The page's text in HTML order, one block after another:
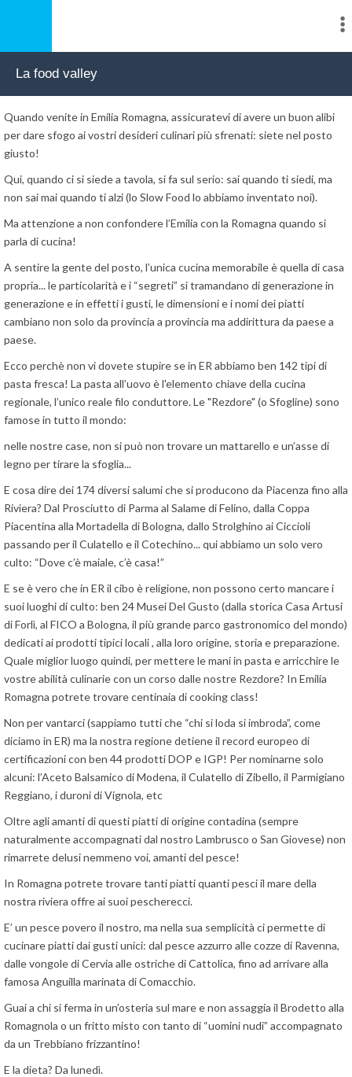
La food valley
Quando venite in Emilia Romagna, assicuratevi di avere un buon alibi
per dare sfogo ai vostri desideri culinari più sfrenati: siete nel posto
giusto!
Qui, quando ci si siede a tavola, si fa sul serio: sai quando ti siedi, ma
non sai mai quando ti alzi (lo Slow Food lo abbiamo inventato noi).
Ma attenzione a non confondere l’Emilia con la Romagna quando si
parla di cucina!
A sentire la gente del posto, l’unica cucina memorabile è quella di casa
propria... le particolarità e i “segreti” si tramandano di generazione in
generazione e in effetti i gusti, le dimensioni e i nomi dei piatti
cambiano non solo da provincia a provincia ma addirittura da paese a
paese.
Ecco perchè non vi dovete stupire se in ER abbiamo ben 142 tipi di
pasta fresca! La pasta all’uovo è l'elemento chiave della cucina
regionale, l’unico reale filo conduttore. Le "Rezdore" (o Sfogline) sono
famose in tutto il mondo:
nelle nostre case, non si può non trovare un mattarello e un’asse di
legno per tirare la sfoglia...
E cosa dire dei 174 diversi salumi che si producono da Piacenza fino alla
Riviera? Dal Prosciutto di Parma al Salame di Felino, dalla Coppa
Piacentina alla Mortadella di Bologna, dallo Strolghino ai Ciccioli
passando per il Culatello e il Cotechino... qui abbiamo un solo vero
culto: “Dove c’è maiale, c’è casa!”
E se è vero che in ER il cibo è religione, non possono certo mancare i
suoi luoghi di culto: ben 24 Musei Del Gusto (dalla storica Casa Artusi
di Forlì, al FICO a Bologna, il più grande parco gastronomico del mondo)
dedicati ai prodotti tipici locali , alla loro origine, storia e preparazione.
Quale miglior luogo quindi, per mettere le mani in pasta e arricchire le
vostre abilità culinarie con un corso dalle nostre Rezdore? In Emilia
Romagna potrete trovare centinaia di cooking class!
Non per vantarci (sappiamo tutti che “chi si loda si imbroda”, come
diciamo in ER) ma la nostra regione detiene il record europeo di
certificazioni con ben 44 prodotti DOP e IGP! Per nominarne solo
alcuni: l’Aceto Balsamico di Modena, il Culatello di Zibello, il Parmigiano
Reggiano, i duroni di Vignola, etc
Oltre agli amanti di questi piatti di origine contadina (sempre
naturalmente accompagnati dal nostro Lambrusco o San Giovese) non
rimarrete delusi nemmeno voi, amanti del pesce!
In Romagna potrete trovare tanti piatti quanti pesci il mare della
nostra riviera offre ai suoi pescherecci.
E’ un pesce povero il nostro, ma nella sua semplicità ci permette di
cucinare piatti dai gusti unici: dal pesce azzurro alle cozze di Ravenna,
dalle vongole di Cervia alle ostriche di Cattolica, fino ad arrivare alla
famosa Anguilla marinata di Comacchio.
Guai a chi si ferma in un’osteria sul mare e non assaggia il Brodetto alla
Romagnola o un fritto misto con tanto di “uomini nudi” accompagnato
da un Trebbiano frizzantino!
E la dieta? Da lunedì.